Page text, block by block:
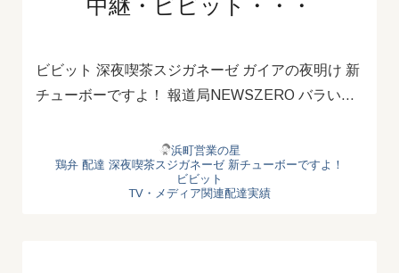
中継・ビビット・・・
ビビット 深夜喫茶スジガネーゼ ガイアの夜明け 新
チューボーですよ！ 報道局NEWSZERO バラい…
浜町営業の星
鶏弁 配達 深夜喫茶スジガネーゼ 新チューボーですよ！
ビビット
TV・メディア関連配達実績